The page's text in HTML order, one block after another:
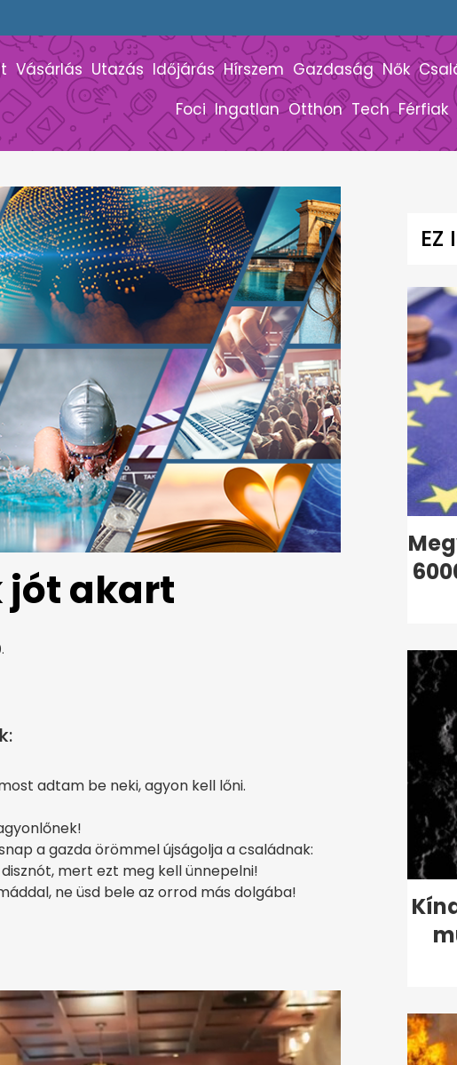
Vásárlás Utazás Időjárás Hírszem Gazdaság Nők
Foci Ingatlan Otthon Tech Férfiak
jót akart
adtam be neki, agyon kell lőni.
a gazda örömmel újságolja a családnak:
mert ezt meg kell ünnepelni!
ne üsd bele az orrod más dolgába!
EZ